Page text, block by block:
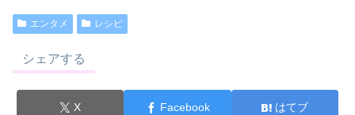
エンタメ レシピ
シェアする
X Facebook はてブ